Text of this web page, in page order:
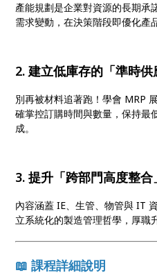
產能規劃是企業對資源的長期承
需求變動，在決策階段即優化產
2. 建立低庫存的「準時供
別再被材料追著跑！學會 MRP
確掌控訂購時間與數量，保持最
成。
3. 提升「跨部門高度整合
內容涵蓋 IE、生管、物管與 IT
立系統化的製造管理哲學，厚職
📖 課程詳細說明